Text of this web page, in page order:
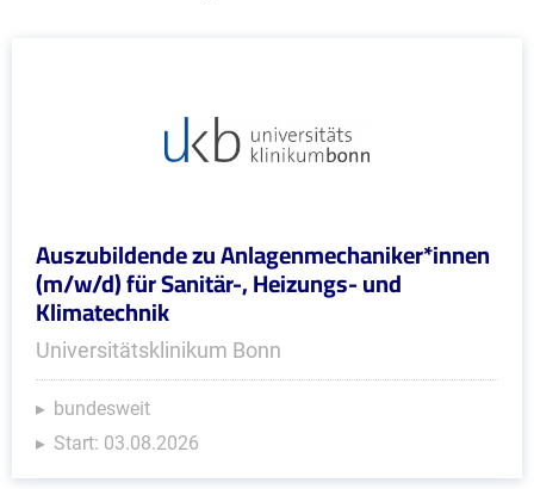
Auszubildende zu Anlagenmechaniker*innen
(m/w/d) für Sanitär-, Heizungs- und
Klimatechnik
Universitätsklinikum Bonn
bundesweit
Start: 03.08.2026